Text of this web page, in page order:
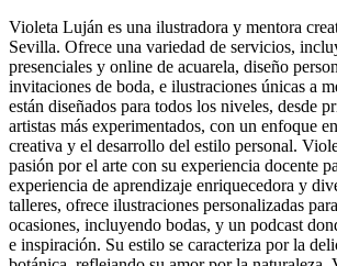
Violeta Luján es una ilustradora y mentora
Sevilla. Ofrece una variedad de servicios,
presenciales y online de acuarela, diseño
invitaciones de boda, e ilustraciones únicas a
están diseñados para todos los niveles, desde
artistas más experimentados, con un enfoque
creativa y el desarrollo del estilo personal.
pasión por el arte con su experiencia docente
experiencia de aprendizaje enriquecedora y
talleres, ofrece ilustraciones personalizadas
ocasiones, incluyendo bodas, y un podcast
e inspiración. Su estilo se caracteriza por la